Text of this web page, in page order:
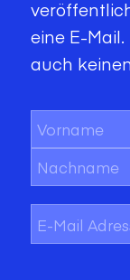
eine E-
auch
Name
Vorname
Mail*